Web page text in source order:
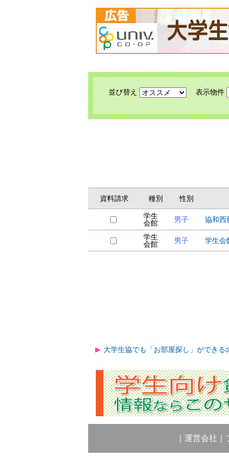
並び替え 表示物件
資料請求 種別 性別
学生
会館
男子 協和西
学生
会館
男子 学生会
大学生協でも「お部屋探し」ができる
運営会社